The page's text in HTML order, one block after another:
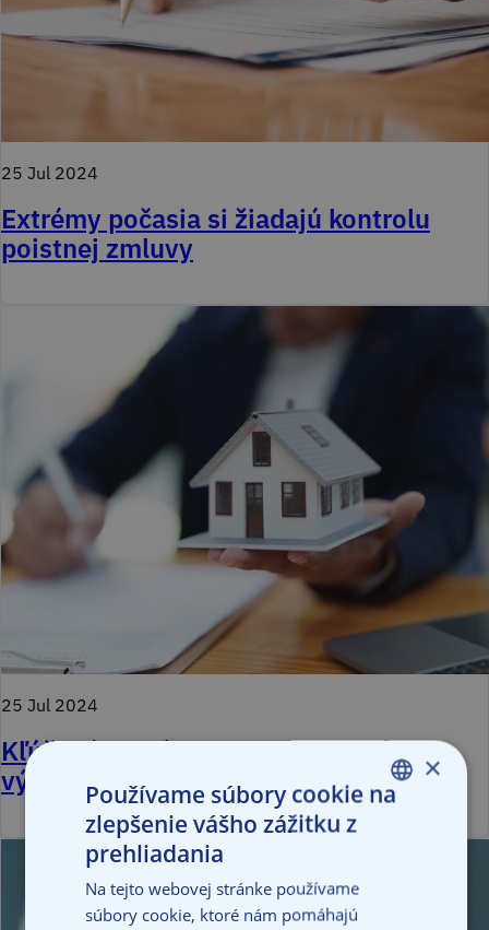
25 Jul 2024
Extrémy počasia si žiadajú kontrolu
poistnej zmluvy
25 Jul 2024
Kľúčové riziká pre nehnuteľnosť vo
výstavbe a ako ich pokryť poistením
×
Používame súbory cookie na
zlepšenie vášho zážitku z
prehliadania
Na tejto webovej stránke používame
súbory cookie, ktoré nám pomáhajú